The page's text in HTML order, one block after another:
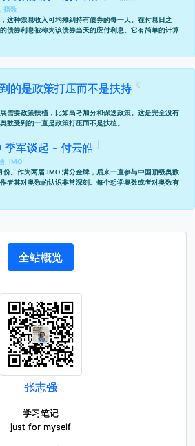
指数
这种票息收入可均摊到持有债券的每一天。在付息日之
债券利息被称为该债券当天的应付利息。它有简单的计算
的是政策打压而不是扶持
需要政策扶植，比如高考加分和保送政策。这是完全没有
数受到的一直是政策打压而不是扶植。
季军谈起 - 付云皓
IMO
。作为两届 IMO 满分金牌，后来一直参与中国顶级奥数
者其对奥数的认识非常深刻。每个想学奥数或者对奥数有
全站概览
张志强
学习笔记
just for myself